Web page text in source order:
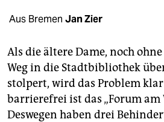
veranstaltungen
fragen & hilfe
unterstützen
abo
Aus Bremen Jan Zier
Als die ältere Dame, noch
Weg in die Stadtbibliothek
stolpert, wird das Problem
barrierefrei ist das „Forum am
Deswegen haben drei